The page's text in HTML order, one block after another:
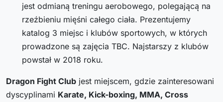
jest odmianą treningu aerobowego, polegającą na
rzeźbieniu mięśni całego ciała. Prezentujemy
katalog 3 miejsc i klubów sportowych, w których
prowadzone są zajęcia TBC. Najstarszy z klubów
powstał w 2018 roku.
Dragon Fight Club jest miejscem, gdzie zainteresowani
dyscyplinami Karate, Kick-boxing, MMA, Cross